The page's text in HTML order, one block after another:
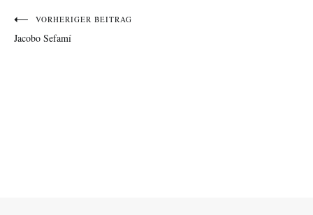
VORHERIGER BEITRAG
Jacobo Sefamí